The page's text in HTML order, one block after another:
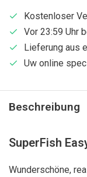
Kostenloser
Vor 23:59 Uhr
Lieferung aus
Uw online
Beschreibung
SuperFish
Wunderschöne,